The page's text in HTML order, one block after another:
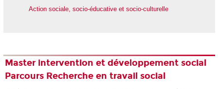
Action sociale, socio-éducative et socio-culturelle
Master intervention et développement social
Parcours Recherche en travail social